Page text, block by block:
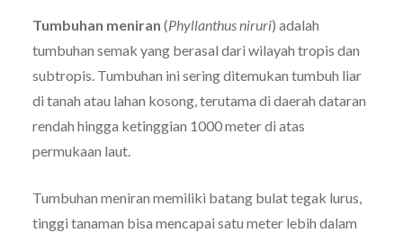
Tumbuhan meniran (Phyllanthus niruri) adalah
tumbuhan semak yang berasal dari wilayah tropis dan
subtropis. Tumbuhan ini sering ditemukan tumbuh liar
di tanah atau lahan kosong, terutama di daerah dataran
rendah hingga ketinggian 1000 meter di atas
permukaan laut.
Tumbuhan meniran memiliki batang bulat tegak lurus,
tinggi tanaman bisa mencapai satu meter lebih dalam